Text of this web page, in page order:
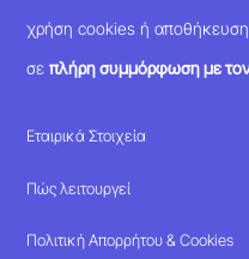
χρήση cookies ή
σεπλήρη συμμόρφωση με τον
Εταιρικά Στοιχεία
Πώς λειτουργεί
Πολιτική Απορρήτου & Cookies